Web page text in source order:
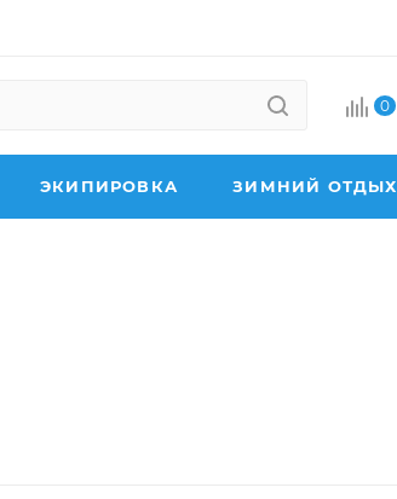
0
ЭКИПИРОВКА ЗИМНИЙ ОТДЫХ